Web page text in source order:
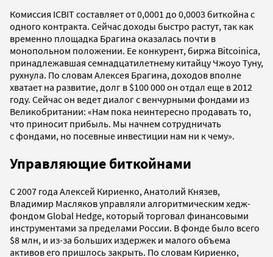
Комиссия ICBIT составляет от 0,0001 до 0,0003 биткойна с
одного контракта. Сейчас доходы быстро растут, так как
временно площадка Брагина оказалась почти в
монопольном положении. Ее конкурент, биржа Bitcoinica,
принадлежавшая семнадцатилетнему китайцу Чжоуо Туну,
рухнула. По словам Алексея Брагина, доходов вполне
хватает на развитие, долг в $100 000 он отдал еще в 2012
году. Сейчас он ведет диалог с венчурными фондами из
Великобритании: «Нам пока неинтересно продавать то,
что приносит прибыль. Мы начнем сотрудничать
с фондами, но посевные инвестиции нам ни к чему».
Управляющие биткойнами
С 2007 года Алексей Кириенко, Анатолий Князев,
Владимир Масляков управляли алгоритмическим хедж-
фондом Global Hedge, который торговал финансовыми
инструментами за пределами России. В фонде было всего
$8 млн, и из-за больших издержек и малого объема
активов его пришлось закрыть. По словам Кириенко,